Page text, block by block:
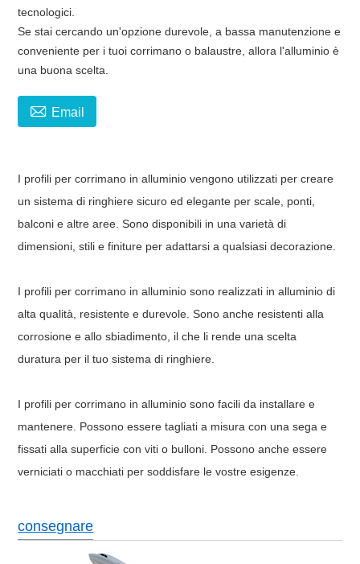
tecnologici.
Se stai cercando un'opzione durevole, a bassa manutenzione e
conveniente per i tuoi corrimano o balaustre, allora l'alluminio è
una buona scelta.
 Email
I profili per corrimano in alluminio vengono utilizzati per creare
un sistema di ringhiere sicuro ed elegante per scale, ponti,
balconi e altre aree. Sono disponibili in una varietà di
dimensioni, stili e finiture per adattarsi a qualsiasi decorazione.
I profili per corrimano in alluminio sono realizzati in alluminio di
alta qualità, resistente e durevole. Sono anche resistenti alla
corrosione e allo sbiadimento, il che li rende una scelta
duratura per il tuo sistema di ringhiere.
I profili per corrimano in alluminio sono facili da installare e
mantenere. Possono essere tagliati a misura con una sega e
fissati alla superficie con viti o bulloni. Possono anche essere
verniciati o macchiati per soddisfare le vostre esigenze.
consegnare